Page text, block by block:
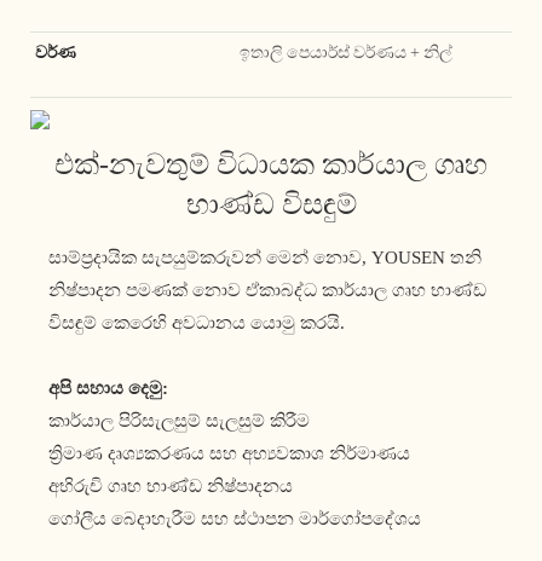
වර්ණ ඉතාලි පෙයාර්ස් වර්ණය + නිල්
එක්-නැවතුම් විධායක කාර්යාල ගෘහ
භාණ්ඩ විසඳුම්
සාම්ප්‍රදායික සැපයුම්කරුවන් මෙන් නොව, YOUSEN තනි
නිෂ්පාදන පමණක් නොව ඒකාබද්ධ කාර්යාල ගෘහ භාණ්ඩ
විසඳුම් කෙරෙහි අවධානය යොමු කරයි.
අපි සහාය දෙමු:
කාර්යාල පිරිසැලසුම් සැලසුම් කිරීම
ත්‍රිමාණ දෘශ්‍යකරණය සහ අභ්‍යවකාශ නිර්මාණය
අභිරුචි ගෘහ භාණ්ඩ නිෂ්පාදනය
ගෝලීය බෙදාහැරීම සහ ස්ථාපන මාර්ගෝපදේශය